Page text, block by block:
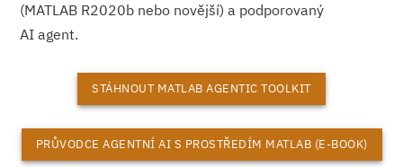
(MATLAB R2020b nebo novější) a podporovaný
AI agent.
STÁHNOUT MATLAB AGENTIC TOOLKIT
PRŮVODCE AGENTNÍ AI S PROSTŘEDÍM MATLAB (E-BOOK)